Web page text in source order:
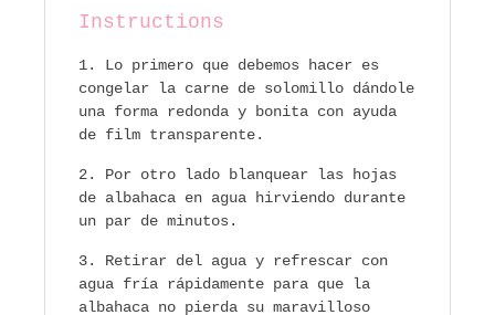
Instructions
Lo primero que debemos hacer es
congelar la carne de solomillo dándole
una forma redonda y bonita con ayuda
de film transparente.
Por otro lado blanquear las hojas
de albahaca en agua hirviendo durante
un par de minutos.
Retirar del agua y refrescar con
agua fría rápidamente para que la
albahaca no pierda su maravilloso